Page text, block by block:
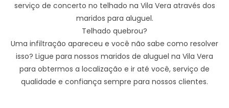
serviço de concerto no telhado na Vila Vera através dos
maridos para aluguel.
Telhado quebrou?
Uma infiltração apareceu e você não sabe como resolver
isso? Ligue para nossos maridos de aluguel na Vila Vera
para obtermos a localização e ir até você, serviço de
qualidade e confiança sempre para nossos clientes.